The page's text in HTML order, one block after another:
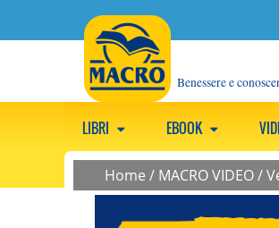
Benessere e
LIBRI EBOOK
Home / MACRO VIDEO/